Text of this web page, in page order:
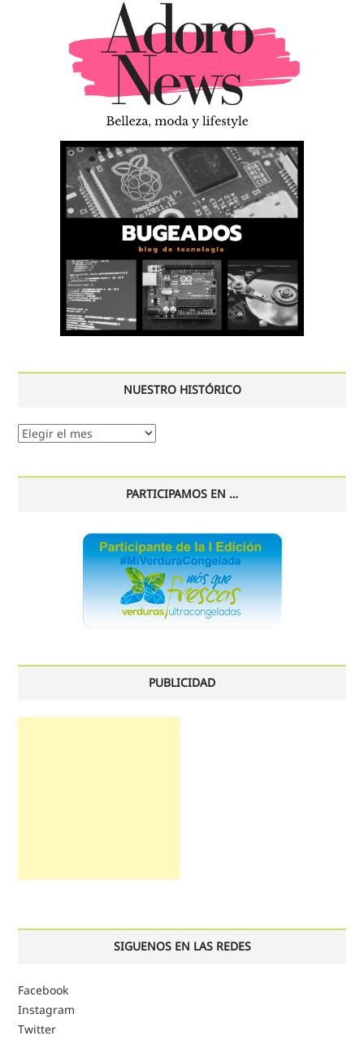
NUESTRO HISTÓRICO
Nuestro
PARTICIPAMOS EN …
PUBLICIDAD
SIGUENOS EN LAS REDES
Facebook
Instagram
Twitter